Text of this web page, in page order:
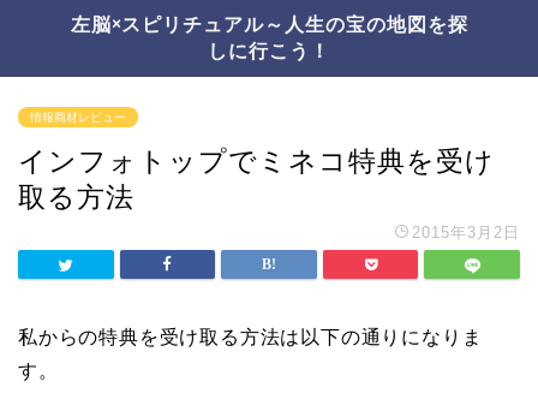
左脳×スピリチュアル～人生の宝の地図を探
しに行こう！
情報商材レビュー
インフォトップでミネコ特典を受け
取る方法
2015年3月2日
私からの特典を受け取る方法は以下の通りになりま
す。